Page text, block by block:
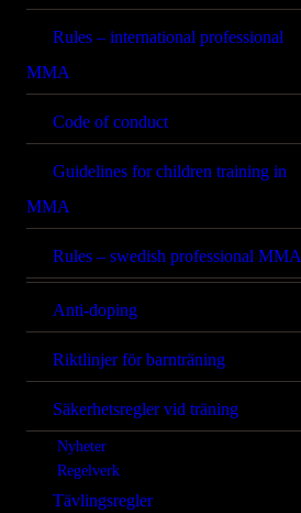
Rules – international professional
MMA
Code of conduct
Guidelines for children training in
MMA
Rules – swedish professional MMA
Anti-doping
Riktlinjer för barnträning
Säkerhetsregler vid träning
Nyheter
Regelverk
Tävlingsregler
FÖRBUNDET